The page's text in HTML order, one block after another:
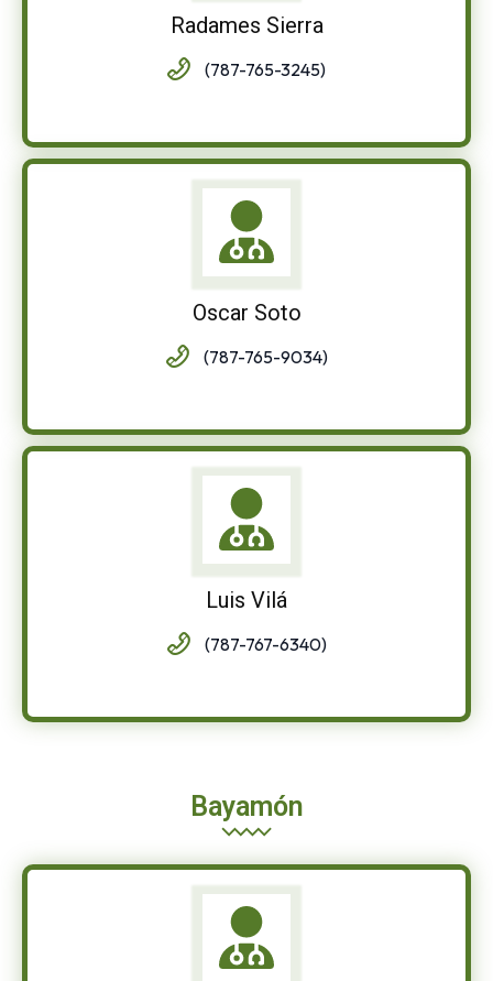
Radames Sierra
(787-765-3245)
Oscar Soto
(787-765-9034)
Luis Vilá
(787-767-6340)
Bayamón